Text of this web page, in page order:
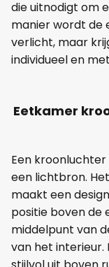
die uitnodigt om
manier wordt de
verlicht, maar
individueel en
Eetkamer
Een
een lichtbron.
maakt een
positie boven de
middelpunt van
van het interieur.